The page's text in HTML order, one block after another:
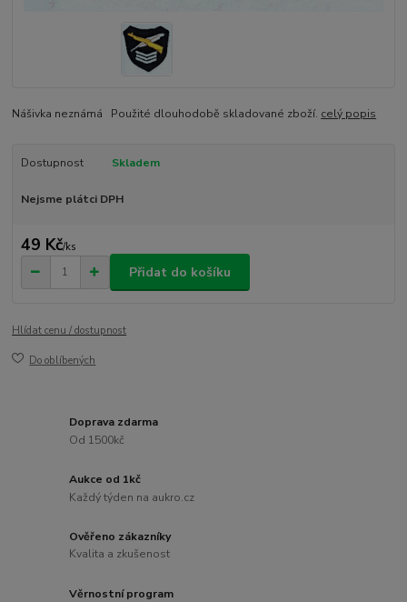
Nášivka neznámá Použité dlouhodobě skladované zboží. celý popis
Dostupnost Skladem
Nejsme plátci DPH
49 Kč/ks
Přidat do košíku
Hlídat cenu / dostupnost
Do oblíbených
Doprava zdarma
Od 1500kč
Aukce od 1kč
Každý týden na aukro.cz
Ověřeno zákazníky
Kvalita a zkušenost
Věrnostní program